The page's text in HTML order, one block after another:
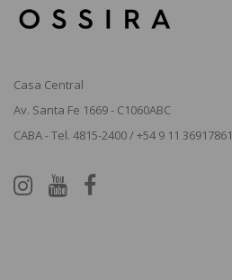
Casa Central
Av. Santa Fe 1669 - C1060ABC
CABA - Tel. 4815-2400 / +54 9 11 36917861